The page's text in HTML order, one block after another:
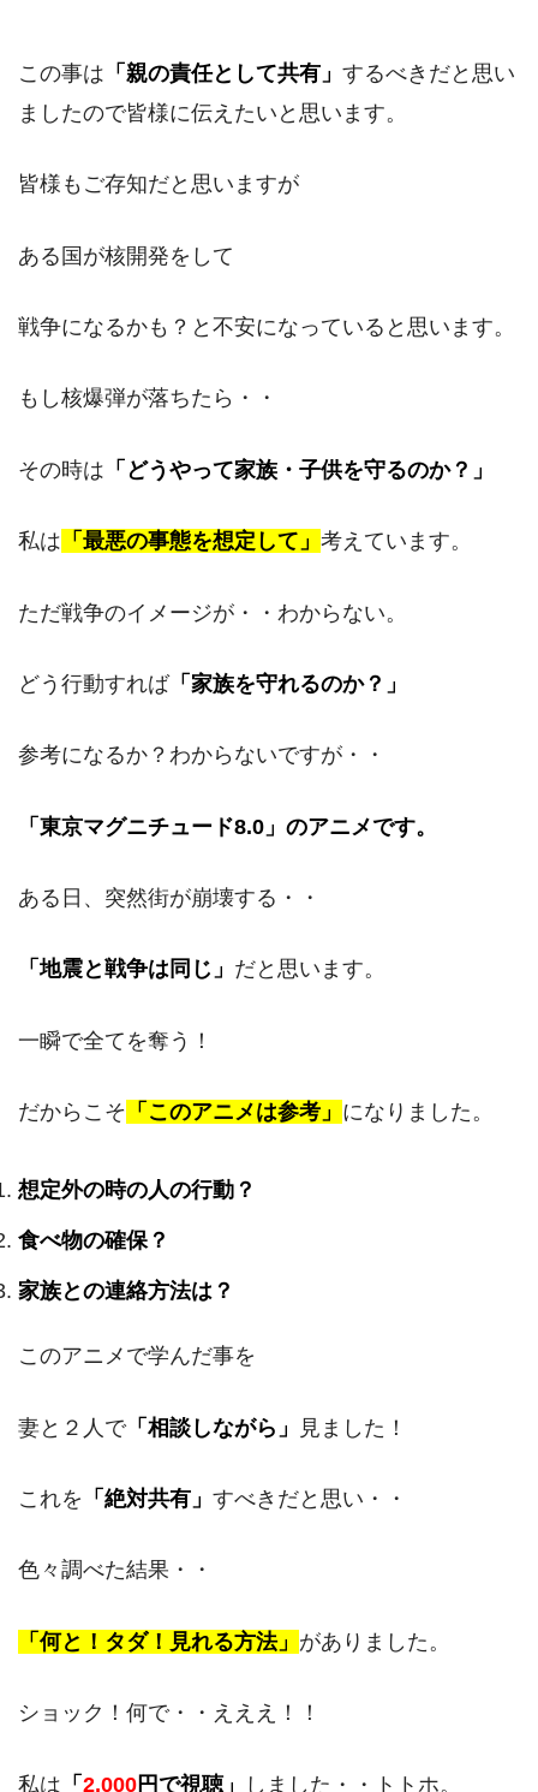
この事は 「 親の責任として共有」 するべきだと思い
ましたので皆様に伝えたいと思います。
皆様もご存知だと思いますが
ある国が核開発をして
戦争になるかも？と不安になっていると思います。
もし核爆弾が落ちたら・・
その時は 「どうやって家族・子供を守るのか？」
私は 「最悪の事態を想定して」 考えています。
ただ戦争のイメージが・・わからない。
どう行動すれば「家族を守れるのか？」
参考になるか？わからないですが・・
「東京マグニチュード8.0」のアニメです。
ある日、突然街が崩壊する・・
「地震と戦争は同じ」 だと思います。
一瞬で全てを奪う！
だからこそ 「このアニメは参考」 になりました。
想定外の時の人の行動？
食べ物の確保？
家族との連絡方法は？
このアニメで学んだ事を
妻と２人で「相談しながら」 見ました！
これを 「絶対共有」 すべきだと思い・・
色々調べた結果・・
「何と！タダ！見れる方法」 がありました。
ショック！何で・・えええ！！
私は 「 2,000円で視聴」 しました・・トトホ。